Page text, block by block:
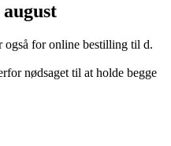
for online bestilling til d.
nødsaget til at holde begge